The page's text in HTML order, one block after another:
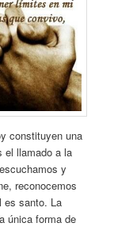
constituyen una
el llamado a la
y
reconocemos
es santo. La
única forma de